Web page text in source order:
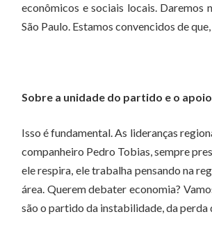
econômicos e sociais locais. Daremos
São Paulo. Estamos convencidos de
Sobre a unidade do partido e o
Isso é fundamental. As lideranças
companheiro Pedro Tobias, sempre
ele respira, ele trabalha pensando na
área. Querem debater economia?
são o partido da instabilidade, da